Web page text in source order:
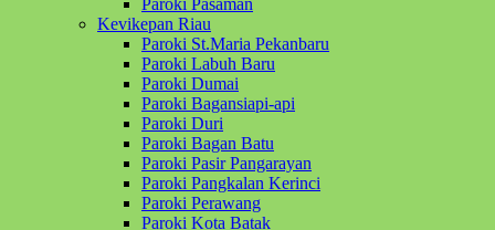
Paroki Pasaman
Kevikepan Riau
Paroki St.Maria Pekanbaru
Paroki Labuh Baru
Paroki Dumai
Paroki Bagansiapi-api
Paroki Duri
Paroki Bagan Batu
Paroki Pasir Pangarayan
Paroki Pangkalan Kerinci
Paroki Perawang
Paroki Kota Batak